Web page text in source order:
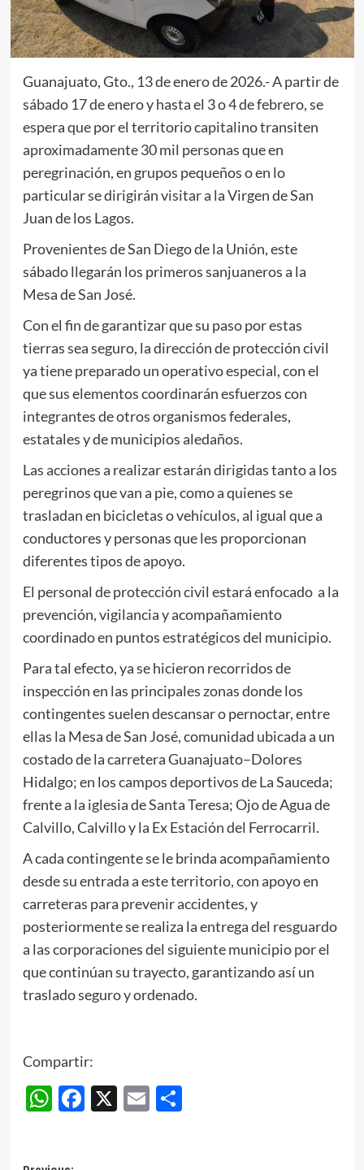
Guanajuato, Gto., 13 de enero de 2026.- A partir de
sábado 17 de enero y hasta el 3 o 4 de febrero, se
espera que por el territorio capitalino transiten
aproximadamente 30 mil personas que en
peregrinación, en grupos pequeños o en lo
particular se dirigirán visitar a la Virgen de San
Juan de los Lagos.
Provenientes de San Diego de la Unión, este
sábado llegarán los primeros sanjuaneros a la
Mesa de San José.
Con el fin de garantizar que su paso por estas
tierras sea seguro, la dirección de protección civil
ya tiene preparado un operativo especial, con el
que sus elementos coordinarán esfuerzos con
integrantes de otros organismos federales,
estatales y de municipios aledaños.
Las acciones a realizar estarán dirigidas tanto a los
peregrinos que van a pie, como a quienes se
trasladan en bicicletas o vehículos, al igual que a
conductores y personas que les proporcionan
diferentes tipos de apoyo.
El personal de protección civil estará enfocado a la
prevención, vigilancia y acompañamiento
coordinado en puntos estratégicos del municipio.
Para tal efecto, ya se hicieron recorridos de
inspección en las principales zonas donde los
contingentes suelen descansar o pernoctar, entre
ellas la Mesa de San José, comunidad ubicada a un
costado de la carretera Guanajuato–Dolores
Hidalgo; en los campos deportivos de La Sauceda;
frente a la iglesia de Santa Teresa; Ojo de Agua de
Calvillo, Calvillo y la Ex Estación del Ferrocarril.
A cada contingente se le brinda acompañamiento
desde su entrada a este territorio, con apoyo en
carreteras para prevenir accidentes, y
posteriormente se realiza la entrega del resguardo
a las corporaciones del siguiente municipio por el
que continúan su trayecto, garantizando así un
traslado seguro y ordenado.
Compartir:
WhatsApp
Facebook
X EmailCompartir